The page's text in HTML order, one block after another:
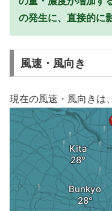
の発生に、直接的に
風速・風向き
現在の風速・風向きは